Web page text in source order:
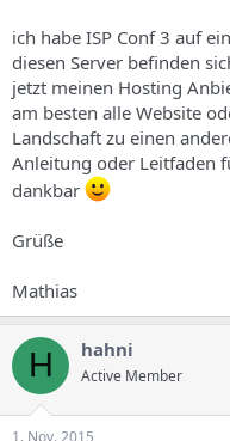
s
T
h
e
m
s
d
a
t
u
m
ich habe ISP Conf 3 auf
diesen Server befinden
jetzt meinen Hosting
am besten alle Website
Landschaft zu einen
Anleitung oder Leitfaden
dankbar
Grüße
Mathias
H hahni
Active Member
1. Nov. 2015